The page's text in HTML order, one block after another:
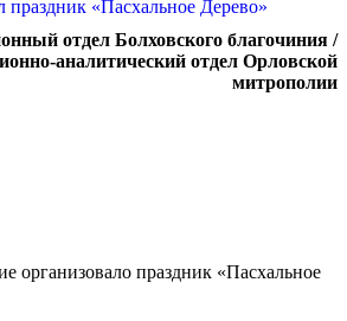
отдел Болховского благочиния /
аналитический отдел Орловской
митрополии
организовало праздник «Пасхальное